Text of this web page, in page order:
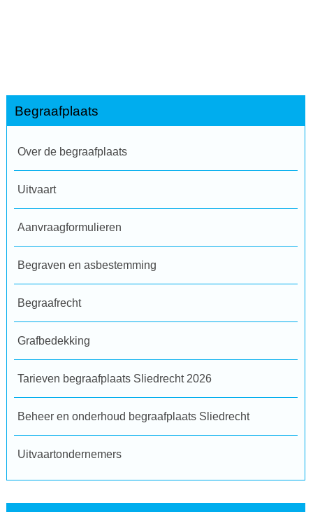
Begraafplaats
Over de begraafplaats
Uitvaart
Aanvraagformulieren
Begraven en asbestemming
Begraafrecht
Grafbedekking
Tarieven begraafplaats Sliedrecht 2026
Beheer en onderhoud begraafplaats Sliedrecht
Uitvaartondernemers